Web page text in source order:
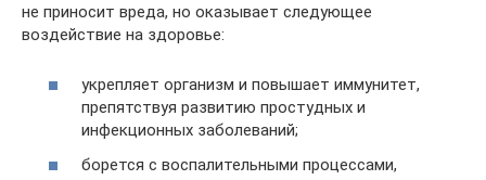
не приносит вреда, но оказывает следующее
воздействие на здоровье:
укрепляет организм и повышает иммунитет,
препятствуя развитию простудных и
инфекционных заболеваний;
борется с воспалительными процессами,